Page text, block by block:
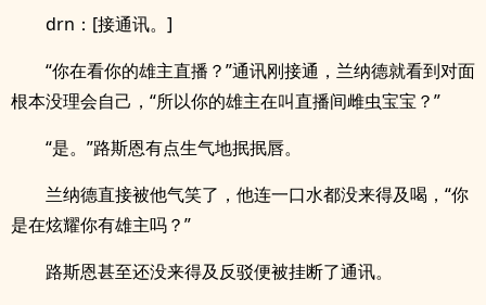
drn：[接通讯。]
“你在看你的雄主直播？”通讯刚接通，兰纳德就看到对面
根本没理会自己，“所以你的雄主在叫直播间雌虫宝宝？”
“是。”路斯恩有点生气地抿抿唇。
兰纳德直接被他气笑了，他连一口水都没来得及喝，“你
是在炫耀你有雄主吗？”
路斯恩甚至还没来得及反驳便被挂断了通讯。